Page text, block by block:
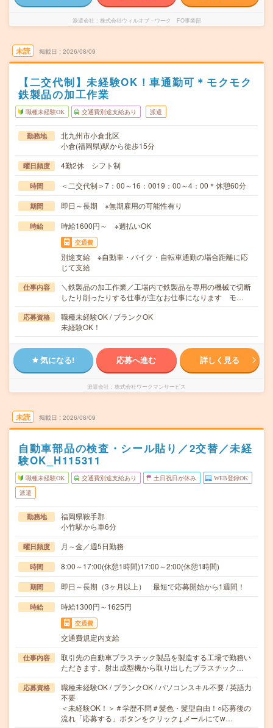
派遣会社 株式会社ウィルオブ・ワーク FO事業部
未読 掲載日 2026/08/09
【二交代制】未経験OK！車通勤可＊モクモク
鉄製品の加工作業
職種未経験OK 交通費別途支給あり 派遣
勤務地
北九州市小倉北区
小倉(福岡県)駅から徒歩15分
曜日頻度 4勤2休 シフト制
時間 ＜二交代制＞7：00～16：0019：00～4：00＊休憩60分
期間 即日～長期 ※無期雇用の可能性有り
時給 時給1600円～ ※週払いOK
交通費
別途支給 ※自動車・バイク・自転車通勤の場合距離に応
じて支給
仕事内容
＼鉄製品の加工作業／工場内で鉄製品を専用の機械で切断
したり削ったりする仕事が主なお仕事になります モ…
応募資格
職種未経験OK / ブランクOK
未経験OK！
気になる! 応募へ進む 詳しく見る
派遣会社 株式会社ワークマンサービス
未読 掲載日 2026/08/09
自動車部品の検査・シール貼り／2交替／未経
験OK_H115311
職種未経験OK 交通費別途支給あり 土日祝日が休み WEB登録OK
派遣
勤務地
福岡県鞍手郡
小竹駅から車6分
曜日頻度 月～金／週5日勤務
時間 8:00～17:00(休憩1時間)17:00～2:00(休憩1時間)
期間 即日～長期（3ヶ月以上） 最短で応募開始から1週間！
時給 時給1300円～1625円
交通費
交通費規定内支給
仕事内容
取引先の自動車プラスチック製品を製造する工場で勤務い
ただきます。射出成型機から取り出したプラスチック…
応募資格
職種未経験OK / ブランクOK / パソコンスキル不要 / 英語力
不要
＜未経験OK！＞＃学歴不問＃髪色・髪型自由！○応募後の
流れ「応募する」ボタンをクリック↓メールにてw…